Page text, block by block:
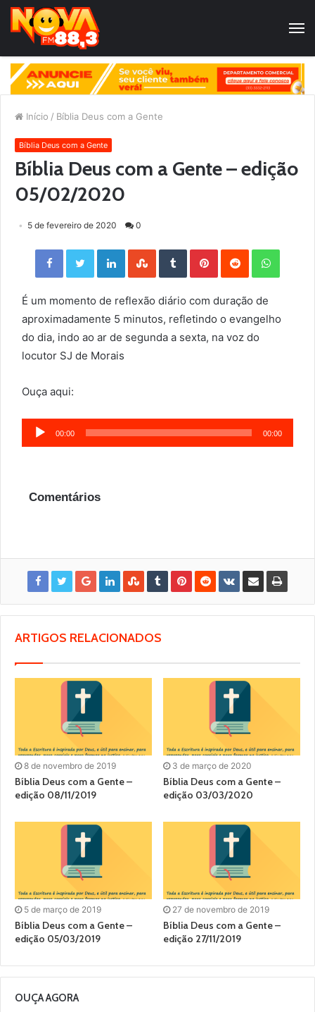
Início / Bíblia Deus com a Gente
Bíblia Deus com a Gente
Bíblia Deus com a Gente – edição
05/02/2020
5 de fevereiro de 2020 0
Facebook Twitter LinkedIn StumbleUpon Tumblr Pinterest Reddit
É um momento de reflexão diário com duração de
aproximadamente 5 minutos, refletindo o evangelho
do dia, indo ao ar de segunda a sexta, na voz do
locutor SJ de Morais
Ouça aqui:
Tocador
de
00:00 00:00
Comentários
ARTIGOS RELACIONADOS
8 de novembro de 2019
Bíblia Deus com a Gente –
edição 08/11/2019
3 de março de 2020
Bíblia Deus com a Gente –
edição 03/03/2020
5 de março de 2019
Bíblia Deus com a Gente –
edição 05/03/2019
27 de novembro de 2019
Bíblia Deus com a Gente –
edição 27/11/2019
OUÇA AGORA